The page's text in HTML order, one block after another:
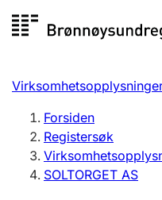
Registersøk
Aksjeselskap
Enkeltpersonforetak
Registrere, endre, slette
Forsiden
Registersøk
SOLTORGET AS